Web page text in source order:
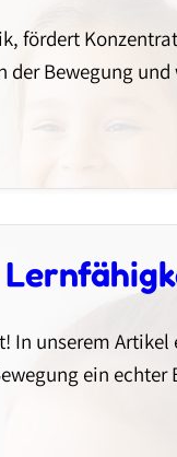
fördert
Bewegung
In unserem
ein echter